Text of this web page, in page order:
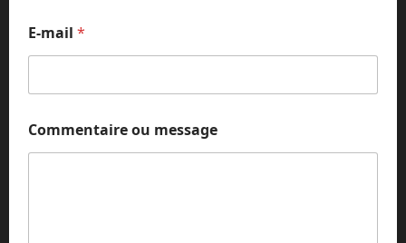
o
u
E-mail *
Commentaire ou message